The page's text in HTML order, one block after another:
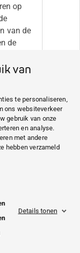
van
te personaliseren,
ons websiteverkeer
gebruik van onze
en analyse.
met andere
hebben verzameld
Details tonen
op
van de
de
om
Sessie